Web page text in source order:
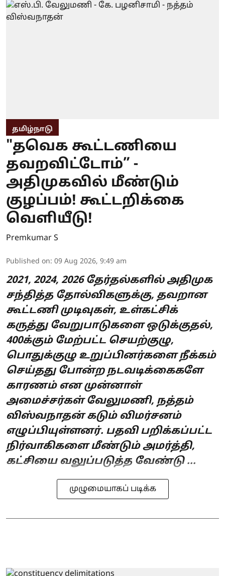
தமிழ்நாடு
"தவெக கூட்டணியை
தவறவிட்டோம்” -
அதிமுகவில் மீண்டும்
குழப்பம்! கூட்டறிக்கை
வெளியீடு!
Premkumar S
Published on: 09 Aug 2026, 9:49 am
2021, 2024, 2026 தேர்தல்களில் அதிமுக
சந்தித்த தோல்விகளுக்கு, தவறான
கூட்டணி முடிவுகள், உள்கட்சிக்
கருத்து வேறுபாடுகளை ஒடுக்குதல்,
400க்கும் மேற்பட்ட செயற்குழு,
பொதுக்குழு உறுப்பினர்களை நீக்கம்
செய்தது போன்ற நடவடிக்கைகளே
காரணம் என முன்னாள்
அமைச்சர்கள் வேலுமணி, நத்தம்
விஸ்வநாதன் கடும் விமர்சனம்
எழுப்பியுள்ளனர். பதவி பறிக்கப்பட்ட
நிர்வாகிகளை மீண்டும் அமர்த்தி,
கட்சியை வலுப்படுத்த வேண்டு ...
முழுமையாகப் படிக்க